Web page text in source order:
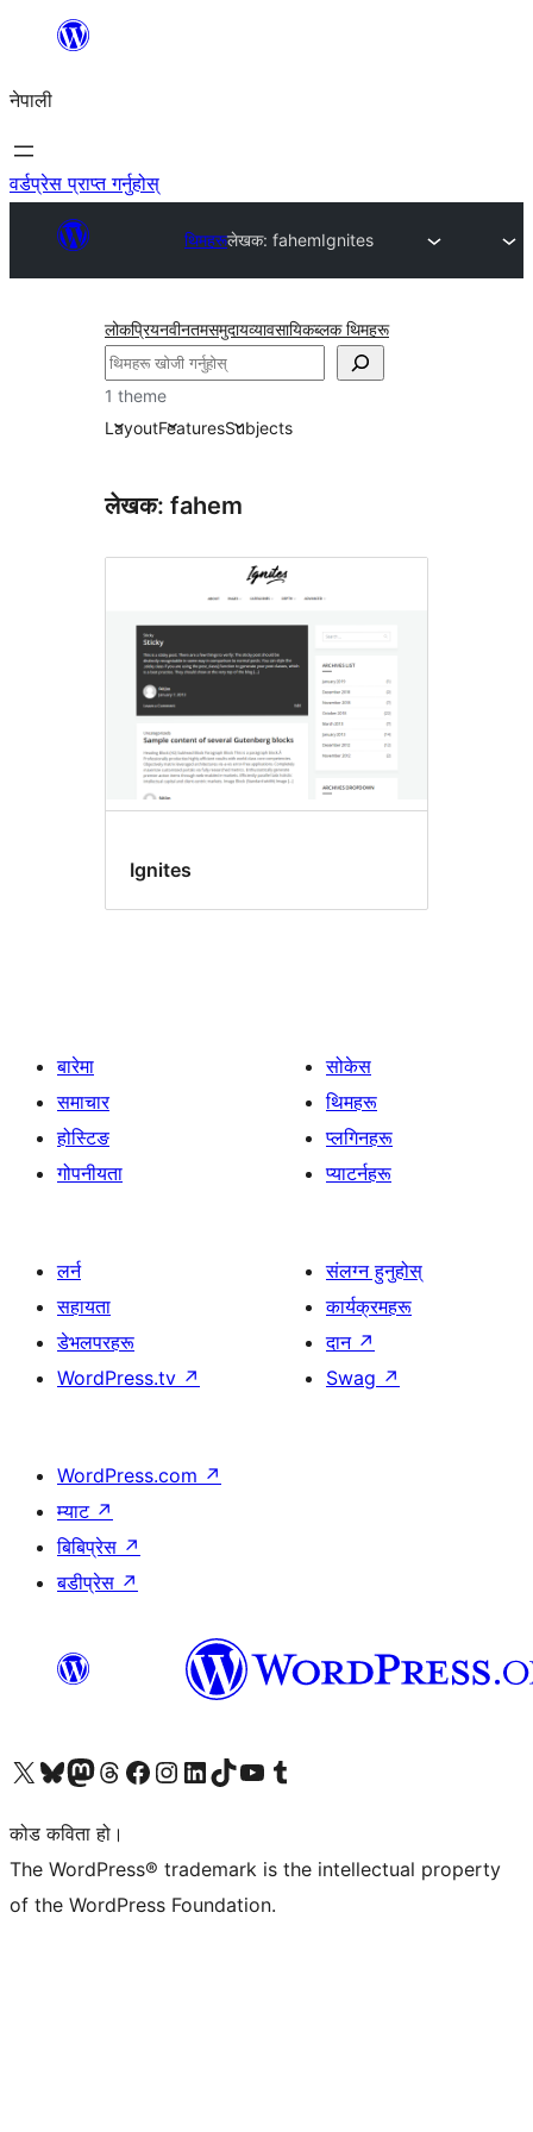
सामग्रीमा
नेपाली
वर्डप्रेस प्राप्त गर्नुहोस्
थिमहरूलेखक: fahemIgnites
लोकप्रियनवीनतमसमुदायव्यावसायिकब्लक थिमहरू
खोज्नुहोस्
1 theme
LayoutFeaturesSubjects
लेखक: fahem
Ignites
बारेमा
समाचार
होस्टिङ
गोपनीयता
सोकेस
थिमहरू
प्लगिनहरू
प्याटर्नहरू
लर्न
सहायता
डेभलपरहरू
WordPress.tv ↗
संलग्न हुनुहोस्
कार्यक्रमहरू
दान ↗
Swag ↗
WordPress.com ↗
म्याट ↗
बिबिप्रेस ↗
बडीप्रेस ↗
हाम्रो X (पहिले ट्विटर) खातामा जानुहोस्
हाम्रो Bluesky खाता भ्रमण गर्नुहोस्
हाम्रो म्यास्टोडन खाता भ्रमण गर्नुहोस्
हाम्रो थ्रेड्स खातामा जानुहोस्
हाम्रो फेसबुक पेजमा जानुहोस्
हाम्रो इन्स्टाग्राम खातामा जानुहोस्
हाम्रो लिङ्क्डइन खातामा जानुहोस्
हाम्रो TikTok खाता भ्रमण गर्नुहोस्
हाम्रो युट्युब च्यानलमा जानुहोस्
हाम्रो टम्बलर खाता भ्रमण गर्नुहोस्
कोड कविता हो।
The WordPress® trademark is the intellectual property
of the WordPress Foundation.